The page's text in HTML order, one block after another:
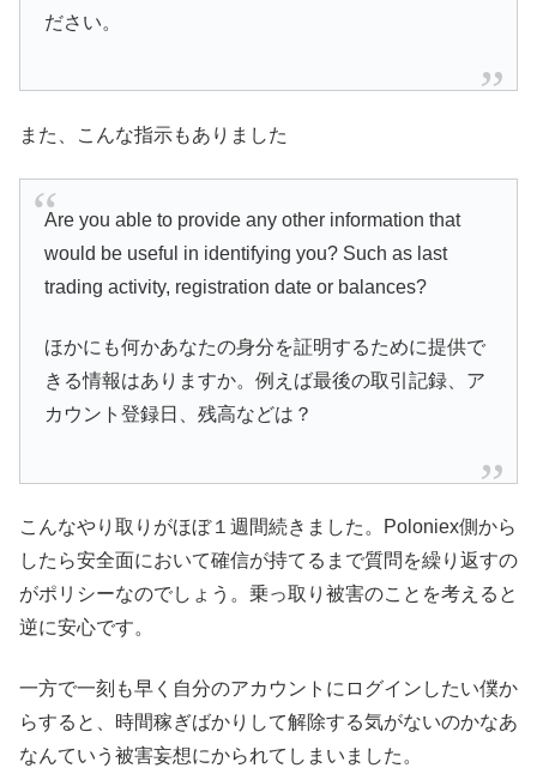
ださい。
また、こんな指示もありました
Are you able to provide any other information that
would be useful in identifying you? Such as last
trading activity, registration date or balances?
ほかにも何かあなたの身分を証明するために提供で
きる情報はありますか。例えば最後の取引記録、ア
カウント登録日、残高などは？
こんなやり取りがほぼ１週間続きました。Poloniex側から
したら安全面において確信が持てるまで質問を繰り返すの
がポリシーなのでしょう。乗っ取り被害のことを考えると
逆に安心です。
一方で一刻も早く自分のアカウントにログインしたい僕か
らすると、時間稼ぎばかりして解除する気がないのかなあ
なんていう被害妄想にかられてしまいました。